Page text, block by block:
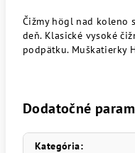
Čižmy högl nad koleno
deň. Klasické vysoké
podpätku. Muškatierky
Dodatočné
Kategória: